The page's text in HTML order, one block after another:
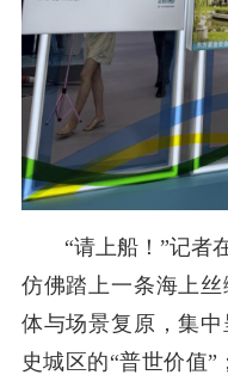
“请上船！”记者
仿佛踏上一条海上
体与场景复原，集
史城区的“普世价值